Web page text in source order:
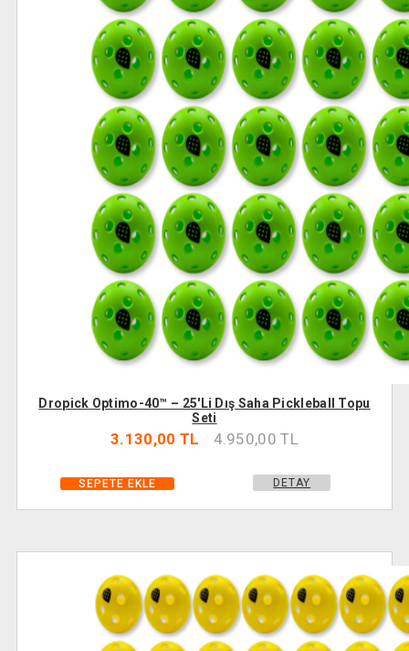
Dropick Optimo-40™ – 25'li Dış Saha Pickleball Topu
Seti
3.130,00 TL 4.950,00 TL
SEPETE EKLE DETAY